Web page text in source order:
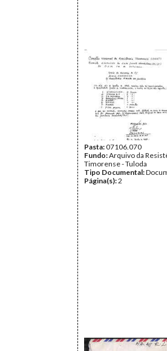
Pasta:07106.070
Fundo:Arquivo da
Timorense - Tuloda
Tipo Documental:
Página(s):2